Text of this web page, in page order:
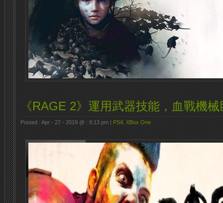
《RAGE 2》運用武器技能，血戰機械
Posted : Apr - 27 - 2019 @ : 8:13 pm | PS4 XBox One